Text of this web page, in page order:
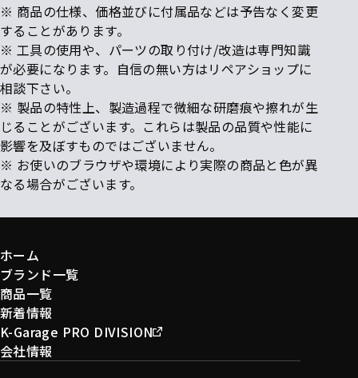
※ 商品の仕様、価格並びに付属品などは予告なく変更
することがあります。
※ 工具の使用や、パーツの取り付け/改造は専門知識
が必要になります。自信の無い方はリペアショップに
相談下さい。
※ 製品の特性上、製造過程で微細な研磨痕や擦れが生
じることがございます。これらは製品の品質や性能に
影響を及ぼすものではございません。
※ お使いのブラウザや環境により実際の商品と色が異
なる場合がございます。
ホーム
ブランド一覧
商品一覧
新着情報
K-Garage PRO DIVISION
会社情報